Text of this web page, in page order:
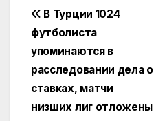
Навигация
по
записям
В Турции 1024
футболиста
упоминаются в
расследовании дела о
ставках, матчи
низших лиг отложены